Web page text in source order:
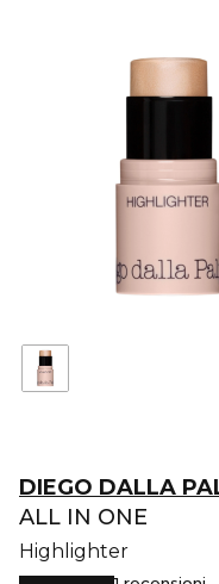
DIEGO DALLA
ALL IN ONE
Highlighter